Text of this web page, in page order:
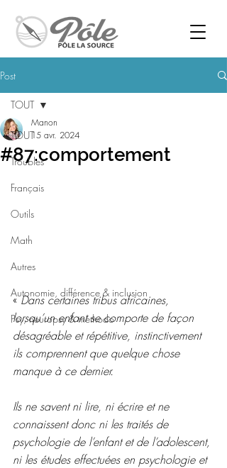
Post
TOUT
Troubles
Français
Outils
Math
Autres
Autonomie, différence & inclusion
Psy, neuropsy & méthodo
TOUT
#87:comportement
Manon
15 avr. 2024
« Dans certaines tribus africaines,
lorsqu’un enfant se comporte de façon
désagréable et répétitive, instinctivement
ils comprennent que quelque chose
manque à ce dernier.
Ils ne savent ni lire, ni écrire et ne
connaissent donc ni les traités de
psychologie de l’enfant et de l’adolescent,
ni les études effectuées en psychologie et